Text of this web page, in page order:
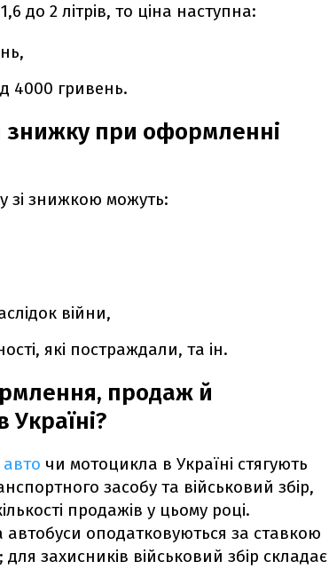
до 2 літрів, то ціна наступна:
4000 гривень.
при оформленні
зі знижкою можуть:
війни,
які постраждали, та ін.
продаж й
чи мотоцикла в Україні стягують
засобу та військовий збір,
продажів у цьому році.
оподатковуються за ставкою
захисників військовий збір складає